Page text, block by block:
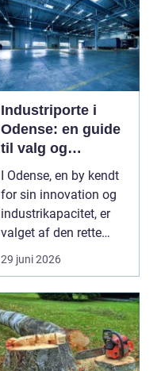
Industriporte i
Odense: en guide
til valg og
installation
I Odense, en by kendt
for sin innovation og
industrikapacitet, er
valget af den rette
industriport a...
29 juni 2026